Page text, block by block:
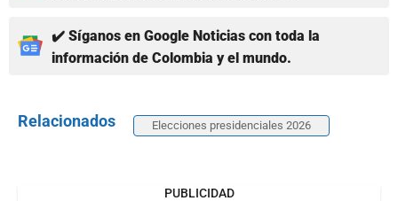
✔️ Síganos en Google Noticias con toda la
información de Colombia y el mundo.
Relacionados Elecciones presidenciales 2026
PUBLICIDAD